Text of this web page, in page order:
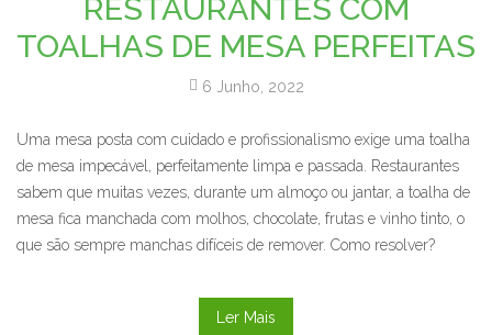
RESTAURANTES COM
TOALHAS DE MESA PERFEITAS
6 Junho, 2022
Uma mesa posta com cuidado e profissionalismo exige uma toalha
de mesa impecável, perfeitamente limpa e passada. Restaurantes
sabem que muitas vezes, durante um almoço ou jantar, a toalha de
mesa fica manchada com molhos, chocolate, frutas e vinho tinto, o
que são sempre manchas difíceis de remover. Como resolver?
Ler Mais